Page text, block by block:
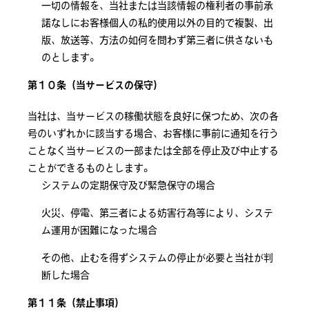
一切の情報を、当社または当該情報の権利者の事前承
諾なしにお客様個人の私的使用以外の目的で複製、出
版、放送等、方法の如何を問わず第三者に供さないも
のとします。
第１０条（当サービスの保守）
当社は、当サービスの稼働状態を良好に保つため、次の各
号のいずれかに該当する場合、お客様に事前に通知を行う
ことなく当サービスの一部または全部を停止及び中止する
ことができるものとします。
システムの定期保守及び緊急保守の場合
火災、停電、第三者による妨害行為等により、システ
ム運用が困難になった場合
その他、止むを得ずシステムの停止が必要と当社が判
断した場合
第１１条（禁止事項）